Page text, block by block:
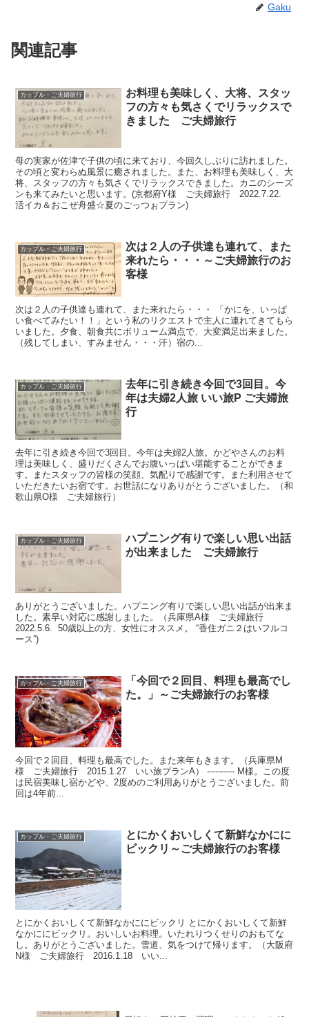
Gaku
関連記事
カップル・ご夫婦旅行
お料理も美味しく、大将、スタッ
フの方々も気さくでリラックスで
きました ご夫婦旅行
母の実家が佐津で子供の頃に来ており、今回久しぶりに訪れました。
その頃と変わらぬ風景に癒されました。また、お料理も美味しく、大
将、スタッフの方々も気さくでリラックスできました。カニのシーズ
ンも来てみたいと思います。(京都府Y様 ご夫婦旅行 2022.7.22.
活イカ＆おこぜ舟盛☆夏のごっつぉプラン)
カップル・ご夫婦旅行
次は２人の子供達も連れて、また
来れたら・・・～ご夫婦旅行のお
客様
次は２人の子供達も連れて、また来れたら・・・ 「かにを、いっぱ
い食べてみたい！！」という私のリクエストで主人に連れてきてもら
いました。夕食、朝食共にボリューム満点で、大変満足出来ました。
（残してしまい、すみません・・・汗）宿の...
カップル・ご夫婦旅行
去年に引き続き今回で3回目。今
年は夫婦2人旅 いい旅P ご夫婦旅
行
去年に引き続き今回で3回目。今年は夫婦2人旅。かどやさんのお料
理は美味しく、盛りだくさんでお腹いっぱい堪能することができま
す。またスタッフの皆様の笑顔、気配りで感謝です。また利用させて
いただきたいお宿です。お世話になりありがとうございました。（和
歌山県O様 ご夫婦旅行）
カップル・ご夫婦旅行
ハプニング有りで楽しい思い出話
が出来ました ご夫婦旅行
ありがとうございました。ハプニング有りで楽しい思い出話が出来ま
した。素早い対応に感謝しました。（兵庫県A様 ご夫婦旅行
2022.5.6. 50歳以上の方、女性にオススメ。 “香住ガニ２はいフルコ
ース”)
カップル・ご夫婦旅行
「今回で２回目、料理も最高でし
た。」～ご夫婦旅行のお客様
今回で２回目、料理も最高でした。また来年もきます。（兵庫県M
様 ご夫婦旅行 2015.1.27 いい旅プランA） ---------- M様。この度
は民宿美味し宿かどや、2度めのご利用ありがとうございました。前
回は4年前...
カップル・ご夫婦旅行
とにかくおいしくて新鮮なかにに
ビックリ～ご夫婦旅行のお客様
とにかくおいしくて新鮮なかににビックリ とにかくおいしくて新鮮
なかににビックリ。おいしいお料理。いたれりつくせりのおもてな
し。ありがとうございました。雪道、気をつけて帰ります。（大阪府
N様 ご夫婦旅行 2016.1.18 いい...